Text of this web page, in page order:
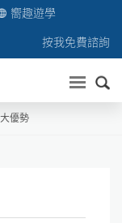
嚮趣遊學
按我免費諮詢
送出
優勢